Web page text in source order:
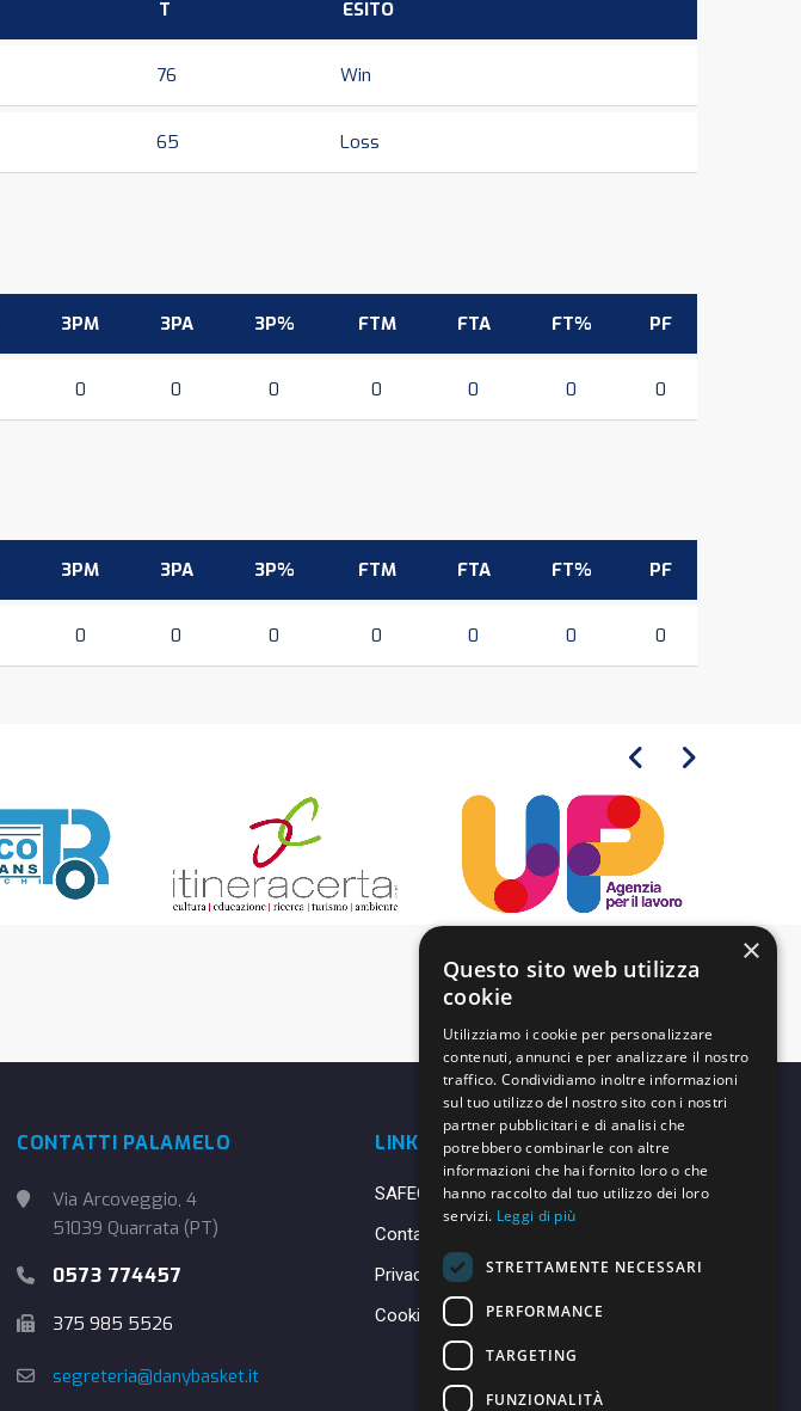
T ESITO
76 Win
65 Loss
3PM 3PA 3P% FTM FTA FT% PF
0 0 0 0 0 0 0
3PM 3PA 3P% FTM FTA FT% PF
0 0 0 0 0 0 0
CONTATTI PALAMELO
Via Arcoveggio, 4
51039 Quarrata (PT)
0573 774457
375 985 5526
segreteria@danybasket.it
LINK UTILI
SAFEGUARDING
Contatti
Privacy Policy
Cookie Policy
×
Questo sito web utilizza
cookie
Utilizziamo i cookie per personalizzare
contenuti, annunci e per analizzare il nostro
traffico. Condividiamo inoltre informazioni
sul tuo utilizzo del nostro sito con i nostri
partner pubblicitari e di analisi che
potrebbero combinarle con altre
informazioni che hai fornito loro o che
hanno raccolto dal tuo utilizzo dei loro
servizi. Leggi di più
STRETTAMENTE NECESSARI
PERFORMANCE
TARGETING
FUNZIONALITÀ